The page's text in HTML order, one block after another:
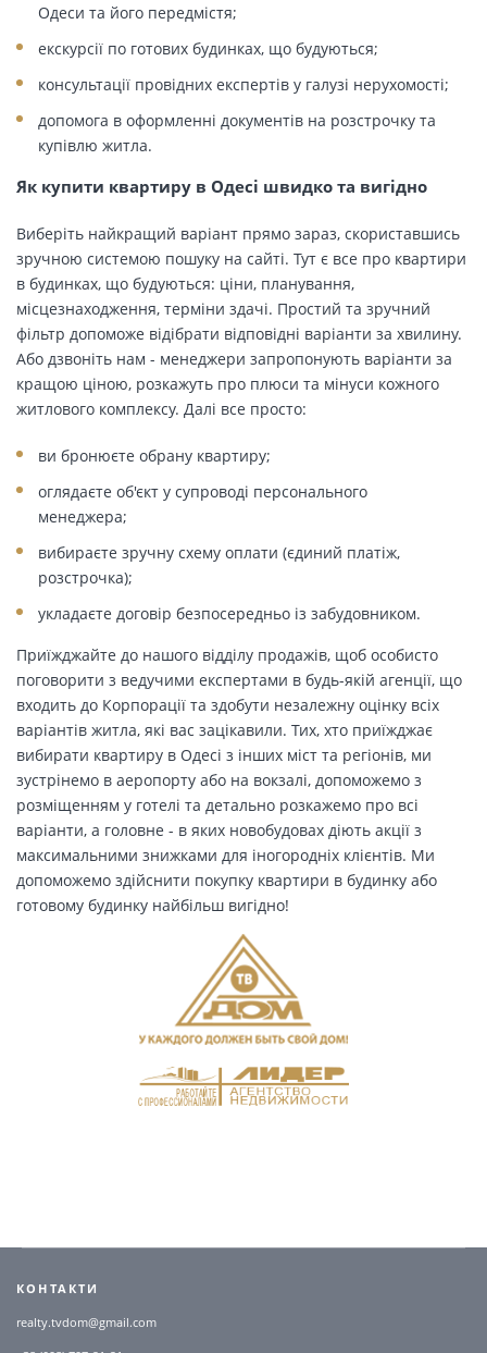
Одеси та його передмістя;
екскурсії по готових будинках, що будуються;
консультації провідних експертів у галузі нерухомості;
допомога в оформленні документів на розстрочку та
купівлю житла.
Як купити квартиру в Одесі швидко та вигідно
Виберіть найкращий варіант прямо зараз, скориставшись
зручною системою пошуку на сайті. Тут є все про квартири
в будинках, що будуються: ціни, планування,
місцезнаходження, терміни здачі. Простий та зручний
фільтр допоможе відібрати відповідні варіанти за хвилину.
Або дзвоніть нам - менеджери запропонують варіанти за
кращою ціною, розкажуть про плюси та мінуси кожного
житлового комплексу. Далі все просто:
ви бронюєте обрану квартиру;
оглядаєте об'єкт у супроводі персонального
менеджера;
вибираєте зручну схему оплати (єдиний платіж,
розстрочка);
укладаєте договір безпосередньо із забудовником.
Приїжджайте до нашого відділу продажів, щоб особисто
поговорити з ведучими експертами в будь-якій агенції, що
входить до Корпорації та здобути незалежну оцінку всіх
варіантів житла, які вас зацікавили. Тих, хто приїжджає
вибирати квартиру в Одесі з інших міст та регіонів, ми
зустрінемо в аеропорту або на вокзалі, допоможемо з
розміщенням у готелі та детально розкажемо про всі
варіанти, а головне - в яких новобудовах діють акції з
максимальними знижками для іногородніх клієнтів. Ми
допоможемо здійснити покупку квартири в будинку або
готовому будинку найбільш вигідно!
КОНТАКТИ
realty.tvdom@gmail.com